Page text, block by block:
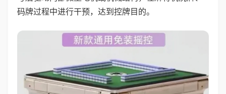
码牌过程中进行干预，达到控牌目的。